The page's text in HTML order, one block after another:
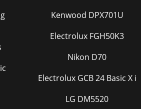
Kenwood DPX701U
Electrolux FGH50K3
Nikon D70
Electrolux GCB 24 Basic X i
LG DM5520